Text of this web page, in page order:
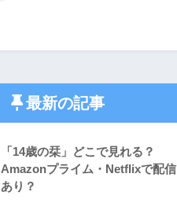
最新の記事
「14歳の栞」どこで見れる？
Amazonプライム・Netflixで配信
あり？